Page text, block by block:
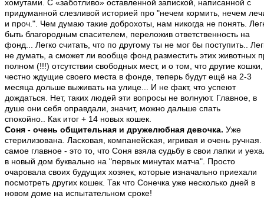
хомутами. С «заботливо» оставленной запиской, написанной с
придуманной слезливой историей про "нечем кормить, нечем
и проч.". Чем думаю такие доброхоты, нам никогда не понять.
быть благородным спасителем, переложив ответственность на
фонд... Легко считать, что по другому ты не мог бы поступить..
не думать, а сможет ли вообще фонд разместить этих животных
полном (!!!) отсутствии свободных мест, и о том, что другие кошки,
честно ждущие своего места в фонде, теперь будут ещё на 2-3
месяца дольше выживать на улице... И не факт, что успеют
дождаться. Нет, таких людей эти вопросы не волнуют. Главное, в
душе они себя оправдали, значит, можно дальше спать
спокойно.. Как итог + 14 новых кошек.
Соня - очень общительная и дружелюбная девочка. Уже
стерилизована. Ласковая, компанейская, игривая и очень ручная.
самое главное - это то, что Соня взяла судьбу в свои лапки и
в новый дом буквально на "первых минутах матча". Просто
очаровала своих будущих хозяек, которые изначально приехали
посмотреть других кошек. Так что Сонечка уже несколько дней в
новом доме на испытательном сроке!